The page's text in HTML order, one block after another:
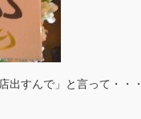
出すんで」と言って・・・